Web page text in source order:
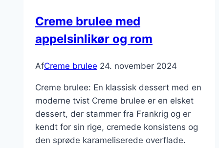
højtiden
Creme brulee med
appelsinlikør og rom
AfCreme brulee 24. november 2024
Creme brulee: En klassisk dessert med en
moderne tvist Creme brulee er en elsket
dessert, der stammer fra Frankrig og er
kendt for sin rige, cremede konsistens og
den sprøde karameliserede overflade.